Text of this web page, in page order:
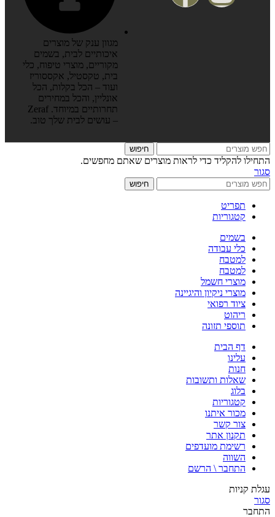
מגוון ענק של מוצרים
איכותיים לבית, בשמים
מקוריים, מוצרי טיפוח, כלי
בית, טקסטיל, אקססוריז
ועוד – הכל בקלות, הכל
אונליין, והכל במחירים
תחרותיים במיוחד. Zeraf
– עושים לבית שלך טוב.
חיפוש
התחילו להקליד כדי לראות מוצרים שאתם מחפשים.
סגור
חיפוש
תפריט
קטגוריות
בשמים
כלי עבודה
למטבח
למטבח
מוצרי חשמל
מוצרי ניקיון והיגיינה
ציוד רפואי
ריהוט
תוספי תזונה
דף הבית
עלינו
חנות
שאלות ותשובות
בלוג
קטגוריות
מכור איתנו
צור קשר
תקנון אתר
רשימת מועדפים
השווה
התחבר \ הרשם
עגלת קניות
סגור
התחבר